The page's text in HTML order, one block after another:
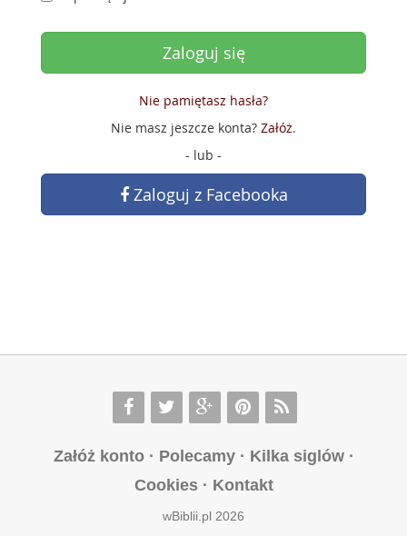
Nie pamiętasz hasła?
Nie masz jeszcze konta? Załóż.
- lub -
Zaloguj z Facebooka
Załóż konto· Polecamy· Kilka siglów·
Cookies· Kontakt
wBiblii.pl 2026